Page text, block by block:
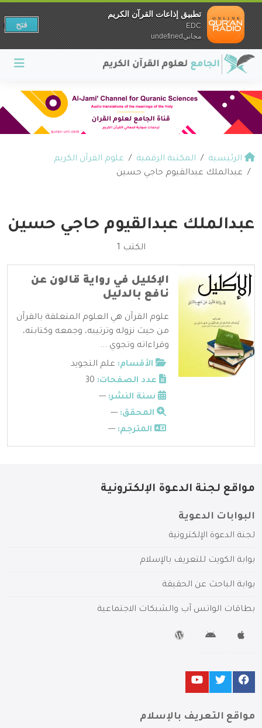
الرئيسية المكتبة الرقمية
علوم القرآن الكريم
عبدالملك عبدالقيوم حاجي حسين
عبدالملك عبدالقيوم حاجي حسين
الكتب 1
الإكليل في رواية قالون عن
نافع بالدليل
علوم القرآن هي العلوم المتعلقة بالقرآن
من حيث نزوله وترتيبه، وجمعه وكتابته،
وقراءاته وتجوي ...
الأقسام: علم التجويد
عدد الصفحات:
سنة النشر: ---
المحقق: ---
المترجم: ---
مواقع لجنة الدعوة الإلكترونية
البوابات الدعوية
لجنة الدعوة الإلكترونية
بوابة الكويت للتعريف بالإسلام
بوابة الباحث عن الحقيقة
بطاقات الواتس آب والشبكات الاجتماعية
مواقع التعريف بالإسلام
تطبيق إذاعات القرآن الكريم
EDC
مجانيundefined
فتح